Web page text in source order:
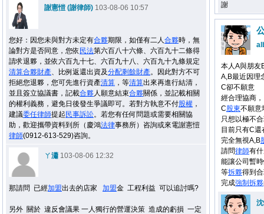
謝
謝憲愷 (謝律師) 103-08-06 10:57
您好：因您未與對方未定有合夥期限，如僅有二人合夥時，無
論對方是否同意，您依 民法第六百八十六條、六百九十二條得
請求退夥，並依六百九十七、六百九十八、六百九十九條規定
清算合夥財產、比例返還出資及分配剩餘財產。因此對方不可
拒絕您退夥，您可先進行資產清算 ，等清算出來再進行結清，
並且簽立協議書，記載合夥人願意結束合夥關係，並記載相關
的權利義務，避免日後發生爭議即可。若對方執意不付股權 ，
建議委任律師提起 民事訴訟。若您有任何問題或需要相關協
助，歡迎攜帶資料到所（慶鴻法律事務所）咨詢或來電謝憲愷
律師(0912-613-529)咨詢。
ㄚ瀟 103-08-06 12:32
那請問 已經加盟出去的店家 加盟金 工程利益 可以追討嗎?
另外 關於 違反會議果 一人獨行的營運決策 造成的虧損 一定
本人A與朋友
A,B最近因理
C卻不願意
經合理協商，
C股東不願意
只想以極不
目前只有C
完全無視A,B
請問律師有
能讓公司暫
等拆夥得到
完成強制 拆夥